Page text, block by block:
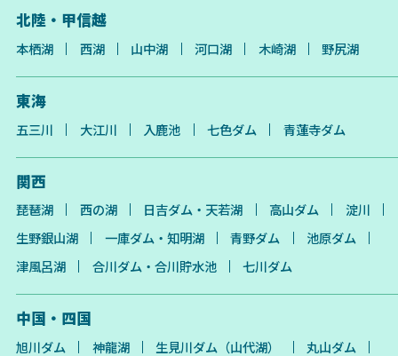
北陸・甲信越
本栖湖 西湖 山中湖 河口湖 木崎湖 野尻湖
東海
五三川 大江川 入鹿池 七色ダム 青蓮寺ダム
関西
琵琶湖 西の湖 日吉ダム・天若湖 高山ダム
淀川
生野銀山湖
一庫ダム・知明湖 青野ダム
池原ダム
津風呂湖
合川ダム・合川貯水池 七川ダム
中国・四国
旭川ダム 神龍湖 生見川ダム（山代湖） 丸山ダム